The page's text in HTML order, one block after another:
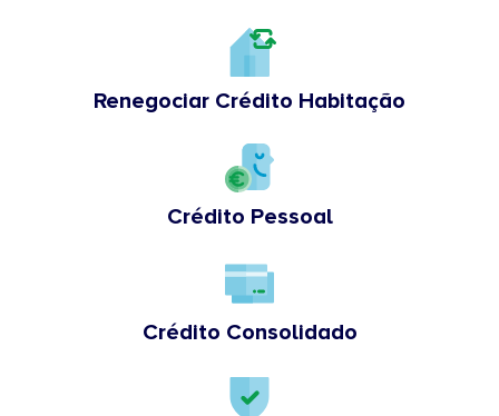
Renegociar Crédito Habitação
Crédito Pessoal
Crédito Consolidado